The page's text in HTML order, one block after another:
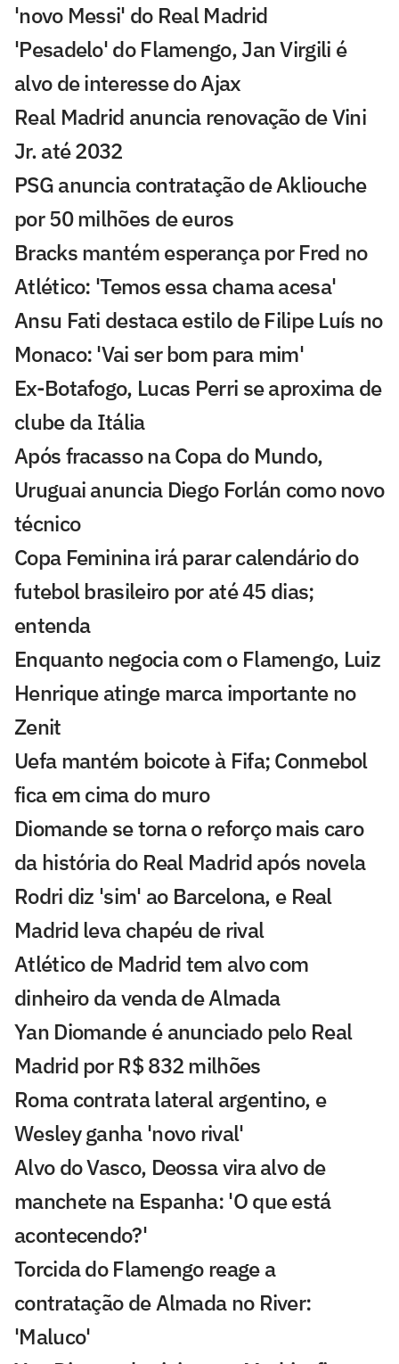
'novo Messi' do Real Madrid
'Pesadelo' do Flamengo, Jan Virgili é
alvo de interesse do Ajax
Real Madrid anuncia renovação de Vini
Jr. até 2032
PSG anuncia contratação de Akliouche
por 50 milhões de euros
Bracks mantém esperança por Fred no
Atlético: 'Temos essa chama acesa'
Ansu Fati destaca estilo de Filipe Luís no
Monaco: 'Vai ser bom para mim'
Ex-Botafogo, Lucas Perri se aproxima de
clube da Itália
Após fracasso na Copa do Mundo,
Uruguai anuncia Diego Forlán como novo
técnico
Copa Feminina irá parar calendário do
futebol brasileiro por até 45 dias;
entenda
Enquanto negocia com o Flamengo, Luiz
Henrique atinge marca importante no
Zenit
Uefa mantém boicote à Fifa; Conmebol
fica em cima do muro
Diomande se torna o reforço mais caro
da história do Real Madrid após novela
Rodri diz 'sim' ao Barcelona, e Real
Madrid leva chapéu de rival
Atlético de Madrid tem alvo com
dinheiro da venda de Almada
Yan Diomande é anunciado pelo Real
Madrid por R$ 832 milhões
Roma contrata lateral argentino, e
Wesley ganha 'novo rival'
Alvo do Vasco, Deossa vira alvo de
manchete na Espanha: 'O que está
acontecendo?'
Torcida do Flamengo reage a
contratação de Almada no River:
'Maluco'